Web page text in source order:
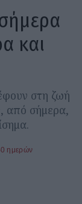
και
στη ζωή
από σήμερα,
ημερών